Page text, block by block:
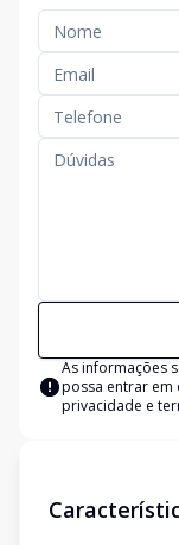
As informações
possa entrar em
privacidade e